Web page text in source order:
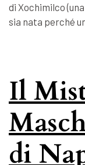
di Xochimilco
sia nata perché
Il
di